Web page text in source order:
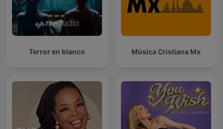
Terror en blanco Música Cristiana Mx